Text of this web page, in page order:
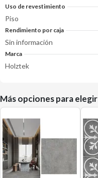
Uso de revestimiento
Piso
Rendimiento por caja
Sin información
Marca
Holztek
Más opciones para elegir